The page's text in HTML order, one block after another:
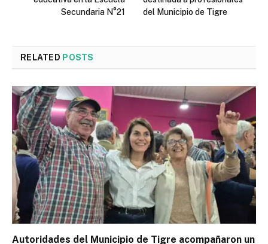
Secundaria N°21
del Municipio de Tigre
RELATED POSTS
Autoridades del Municipio de Tigre acompañaron un